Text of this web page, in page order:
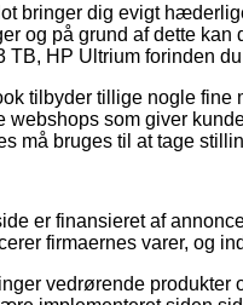
bringer dig evigt
og på grund af dette
TB, HP Ultrium forinden
tilbyder tillige nogle fine
webshops som giver
må bruges til at tage
er finansieret af
firmaernes varer, og
vedrørende produkter